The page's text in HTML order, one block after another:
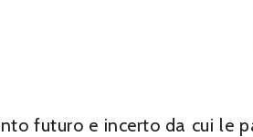
futuro e incerto da cui le